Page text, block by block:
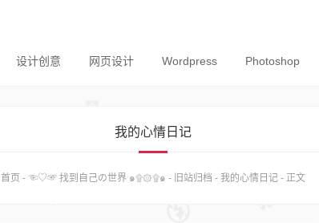
设计创意 网页设计 Wordpress Photoshop
我的心情日记
首页 - ☜♡☞ 找到自己の世界 ๑۩۞۩๑ - 旧站归档 - 我的心情日记 - 正文